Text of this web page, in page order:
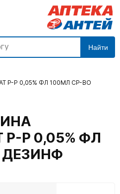
Найти
Р-Р 0,05% ФЛ 100МЛ СР-ВО
Р 0,05% ФЛ
ДЕЗИНФ